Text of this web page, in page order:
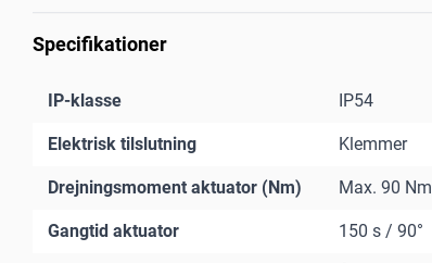
Specifikationer
IP-klasse IP54
Elektrisk tilslutning Klemmer
Drejningsmoment aktuator (Nm) Max. 90 Nm
Gangtid aktuator 150 s / 90°